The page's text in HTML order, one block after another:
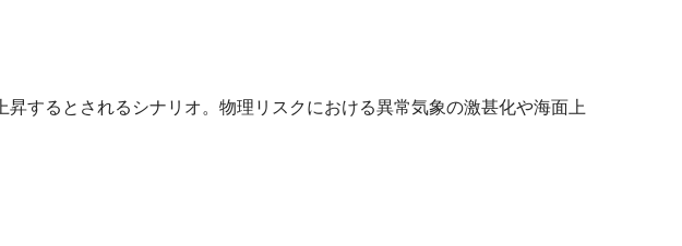
するとされるシナリオ。物理リスクにおける異常気象の激甚化や海面上